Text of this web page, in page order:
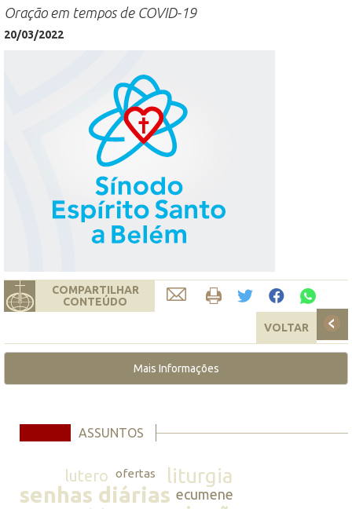
Oração em tempos de COVID-19
20/03/2022
COMPARTILHAR
CONTEÚDO
VOLTAR
Mais Informações
ASSUNTOS
lutero ofertas liturgia
senhas diárias ecumene